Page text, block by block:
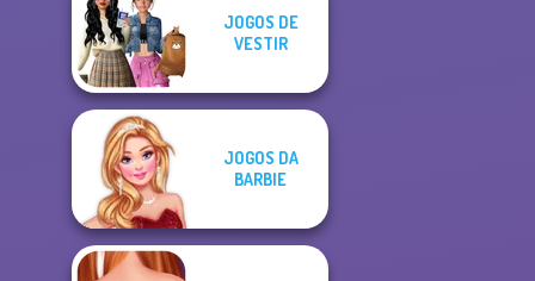
JOGOS DE
VESTIR
JOGOS DA
BARBIE